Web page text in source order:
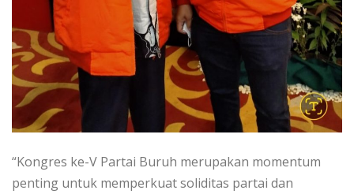
“Kongres ke-V Partai Buruh merupakan momentum
penting untuk memperkuat soliditas partai dan